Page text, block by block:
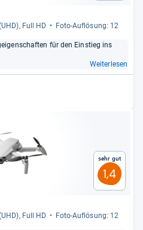
Full HD
Foto-​Auf­lö­sung: 12
für den Ein­stieg ins
Weiterlesen
Sehr gut
1,4
Full HD
Foto-​Auf­lö­sung: 12